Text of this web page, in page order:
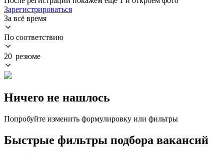
Зарегистрироваться
За всё время
По соответствию
20 резюме
Ничего не нашлось
Попробуйте изменить формулировку или фильтры
Быстрые фильтры подбора вакансий